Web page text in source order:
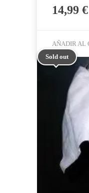
14,99 €
AÑADIR AL
Sold out